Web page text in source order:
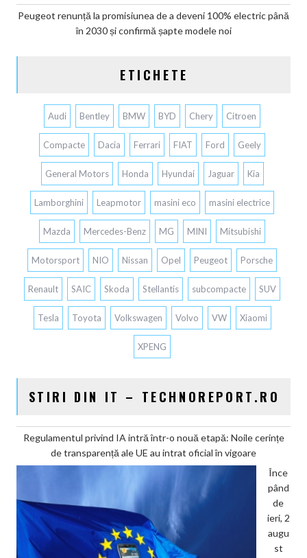
Peugeot renunță la promisiunea de a deveni 100% electric până
în 2030 și confirmă șapte modele noi
ETICHETE
Audi Bentley BMW BYD Chery Citroen
Compacte Dacia Ferrari FIAT Ford Geely
General Motors Honda Hyundai Jaguar Kia
Lamborghini Leapmotor masini eco masini electrice
Mazda Mercedes-Benz MG MINI Mitsubishi
Motorsport NIO Nissan Opel Peugeot Porsche
Renault SAIC Skoda Stellantis subcompacte SUV
Tesla Toyota Volkswagen Volvo VW Xiaomi
XPENG
STIRI DIN IT – TECHNOREPORT.RO
Regulamentul privind IA intră într-o nouă etapă: Noile cerințe
de transparență ale UE au intrat oficial în vigoare
Înce
pând
de
ieri, 2
augu
st